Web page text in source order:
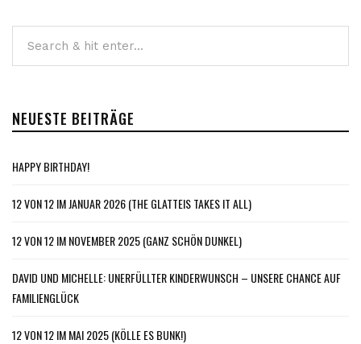
NEUESTE BEITRÄGE
HAPPY BIRTHDAY!
12 VON 12 IM JANUAR 2026 (THE GLATTEIS TAKES IT ALL)
12 VON 12 IM NOVEMBER 2025 (GANZ SCHÖN DUNKEL)
DAVID UND MICHELLE: UNERFÜLLTER KINDERWUNSCH – UNSERE CHANCE AUF
FAMILIENGLÜCK
12 VON 12 IM MAI 2025 (KÖLLE ES BUNK!)